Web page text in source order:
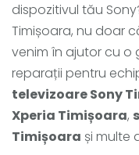
dispozitivul tău
Timișoara, nu doar
venim în ajutor cu o
reparații pentru
televizoare Sony
Xperia Timișoara,
Timișoara și multe